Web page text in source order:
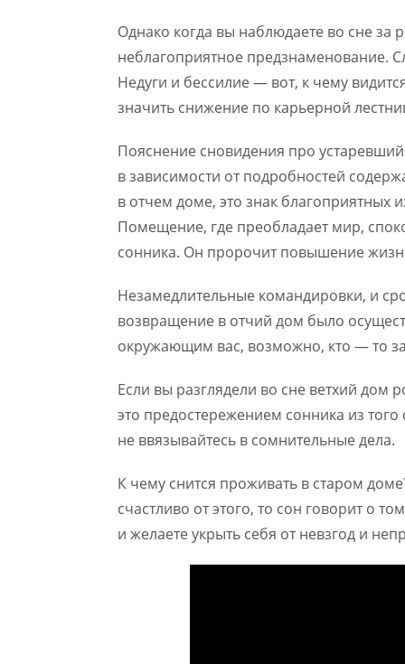
Однако когда вы наблюдаете во сне за
неблагоприятное предзнаменование.
Недуги и бессилие — вот, к чему
значить снижение по карьерной
Пояснение сновидения про
в зависимости от подробностей
в отчем доме, это знак благоприятных
Помещение, где преобладает мир,
сонника. Он пророчит повышение
Незамедлительные командировки, и
возвращение в отчий дом было
окружающим вас, возможно, кто — то
Если вы разглядели во сне ветхий дом
это предостережением сонника из того
не ввязывайтесь в сомнительные дела.
К чему снится проживать в старом
счастливо от этого, то сон говорит о
и желаете укрыть себя от невзгод и